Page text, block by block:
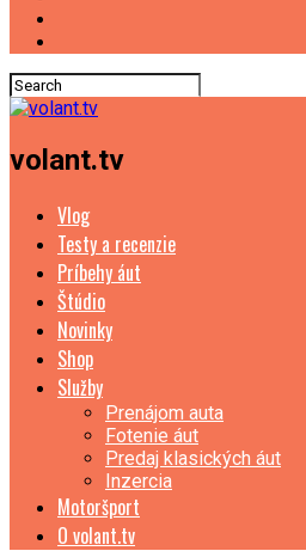
volant.tv
Vlog
Testy a recenzie
Príbehy áut
Štúdio
Novinky
Shop
Služby
Prenájom auta
Fotenie áut
Predaj klasických áut
Inzercia
Motoršport
O volant.tv